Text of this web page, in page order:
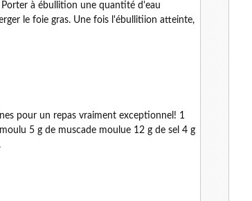
Porter à ébullition une quantité d'eau
le foie gras. Une fois l'ébullitiion atteinte,
pour un repas vraiment exceptionnel! 1
5 g de muscade moulue 12 g de sel 4 g